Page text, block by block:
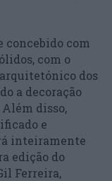
concebido com
com o
dos
a decoração
disso,
e
inteiramente
edição do
Ferreira,